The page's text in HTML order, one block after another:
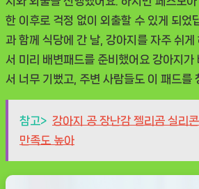
한 이후로 걱정 없이 외출할 수 있게 되었
과 함께 식당에 간 날, 강아지를 자주 쉬게
서 미리 배변패드를 준비했어요 강아지가
서 너무 기뻤고, 주변 사람들도 이 패드를
참고> 강아지 공 장난감 젤리곰 실리
만족도 높아